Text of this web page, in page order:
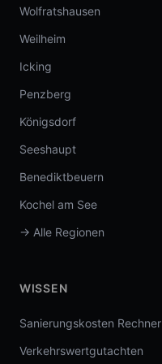
Wolfratshausen
Weilheim
Icking
Penzberg
Königsdorf
Seeshaupt
Benediktbeuern
Kochel am See
→ Alle Regionen
WISSEN
Sanierungskosten Rechner
Verkehrswertgutachten